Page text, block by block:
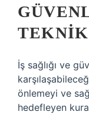
İş sağlığı ve
önlemeyi ve
hedefleyen